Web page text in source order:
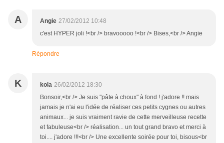
A Angie 27/02/2012 10:48
c'est HYPER joli !<br /> bravooooo !<br /> Bises,<br /> Angie
Répondre
K kola 26/02/2012 18:30
Bonsoir,<br /> Je suis "pâte à choux" à fond ! j'adore !! mais
jamais je n'ai eu l'idée de réaliser ces petits cygnes ou autres
animaux... je suis vraiment ravie de cette merveilleuse recette
et fabuleuse<br /> réalisation... un tout grand bravo et merci à
toi.... j'adore !!!<br /> Une excellente soirée pour toi, bisous<br